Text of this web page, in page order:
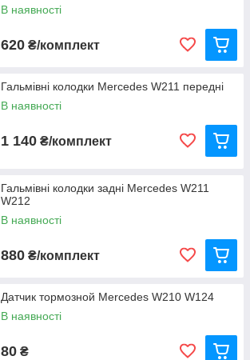
В наявності
620 ₴/комплект
Гальмівні колодки Mercedes W211 передні
В наявності
1 140 ₴/комплект
Гальмівні колодки задні Mercedes W211
W212
В наявності
880 ₴/комплект
Датчик тормозной Mercedes W210 W124
В наявності
80 ₴